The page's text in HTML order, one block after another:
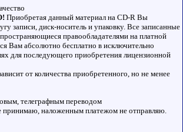
Приобретая данный материал на СD-R Вы
записи, диск-носитель и упаковку. Все записанные
правообладателями на платной
Вам абсолютно бесплатно в исключительно
для последующего приобретения лицензионной
от количества приобретенного, но не менее
телеграфным переводом
принимаю, наложенным платежом не отправляю.